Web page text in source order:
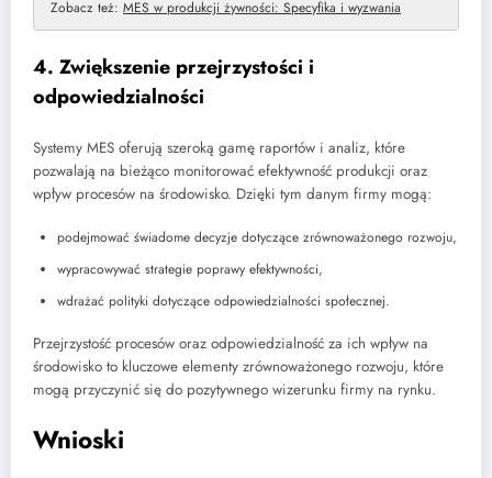
Zobacz też: MES w produkcji żywności: Specyfika i wyzwania
4. Zwiększenie przejrzystości i
odpowiedzialności
Systemy MES oferują szeroką gamę raportów i analiz, które
pozwalają na bieżąco monitorować efektywność produkcji oraz
wpływ procesów na środowisko. Dzięki tym danym firmy mogą:
podejmować świadome decyzje dotyczące zrównoważonego rozwoju,
wypracowywać strategie poprawy efektywności,
wdrażać polityki dotyczące odpowiedzialności społecznej.
Przejrzystość procesów oraz odpowiedzialność za ich wpływ na
środowisko to kluczowe elementy zrównoważonego rozwoju, które
mogą przyczynić się do pozytywnego wizerunku firmy na rynku.
Wnioski